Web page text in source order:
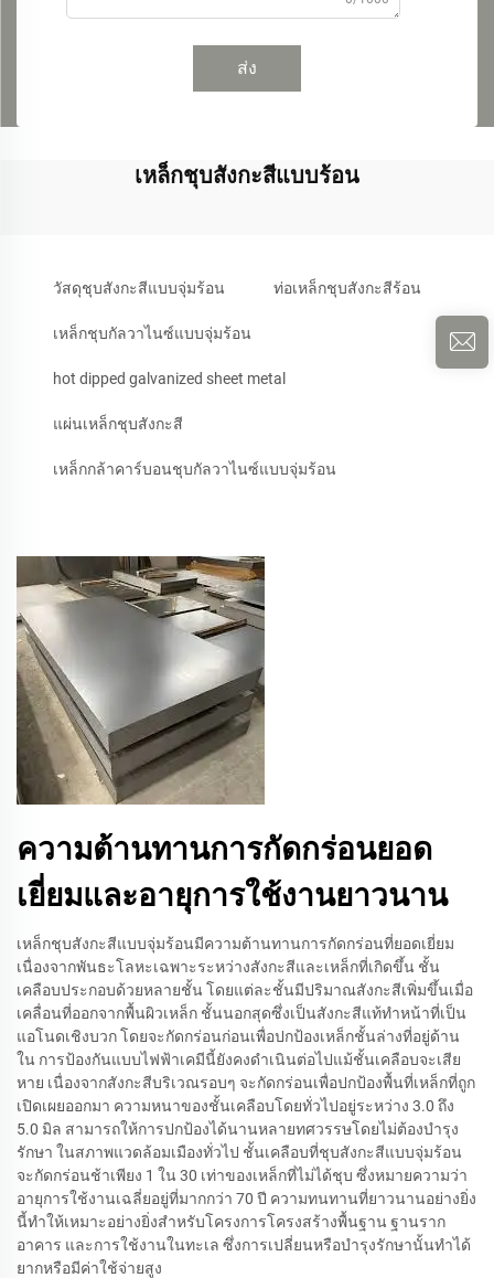
ส่ง
เหล็กชุบสังกะสีแบบร้อน
วัสดุชุบสังกะสีแบบจุ่มร้อน ท่อเหล็กชุบสังกะสีร้อน
เหล็กชุบกัลวาไนซ์แบบจุ่มร้อน
hot dipped galvanized sheet metal
แผ่นเหล็กชุบสังกะสี
เหล็กกล้าคาร์บอนชุบกัลวาไนซ์แบบจุ่มร้อน
ความต้านทานการกัดกร่อนยอด
เยี่ยมและอายุการใช้งานยาวนาน
เหล็กชุบสังกะสีแบบจุ่มร้อนมีความต้านทานการกัดกร่อนที่ยอดเยี่ยม
เนื่องจากพันธะโลหะเฉพาะระหว่างสังกะสีและเหล็กที่เกิดขึ้น ชั้น
เคลือบประกอบด้วยหลายชั้น โดยแต่ละชั้นมีปริมาณสังกะสีเพิ่มขึ้นเมื่อ
เคลื่อนที่ออกจากพื้นผิวเหล็ก ชั้นนอกสุดซึ่งเป็นสังกะสีแท้ทำหน้าที่เป็น
แอโนดเชิงบวก โดยจะกัดกร่อนก่อนเพื่อปกป้องเหล็กชั้นล่างที่อยู่ด้าน
ใน การป้องกันแบบไฟฟ้าเคมีนี้ยังคงดำเนินต่อไปแม้ชั้นเคลือบจะเสีย
หาย เนื่องจากสังกะสีบริเวณรอบๆ จะกัดกร่อนเพื่อปกป้องพื้นที่เหล็กที่ถูก
เปิดเผยออกมา ความหนาของชั้นเคลือบโดยทั่วไปอยู่ระหว่าง 3.0 ถึง
5.0 มิล สามารถให้การปกป้องได้นานหลายทศวรรษโดยไม่ต้องบำรุง
รักษา ในสภาพแวดล้อมเมืองทั่วไป ชั้นเคลือบที่ชุบสังกะสีแบบจุ่มร้อน
จะกัดกร่อนช้าเพียง 1 ใน 30 เท่าของเหล็กที่ไม่ได้ชุบ ซึ่งหมายความว่า
อายุการใช้งานเฉลี่ยอยู่ที่มากกว่า 70 ปี ความทนทานที่ยาวนานอย่างยิ่ง
นี้ทำให้เหมาะอย่างยิ่งสำหรับโครงการโครงสร้างพื้นฐาน ฐานราก
อาคาร และการใช้งานในทะเล ซึ่งการเปลี่ยนหรือบำรุงรักษานั้นทำได้
ยากหรือมีค่าใช้จ่ายสูง